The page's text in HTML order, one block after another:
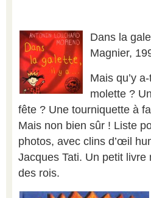
Dans la
Magnier,
Mais qu’y
molette ?
fête ? Une tourniquette à
Mais non bien sûr ! Liste
photos, avec clins d’œil
Jacques Tati. Un petit
des rois.